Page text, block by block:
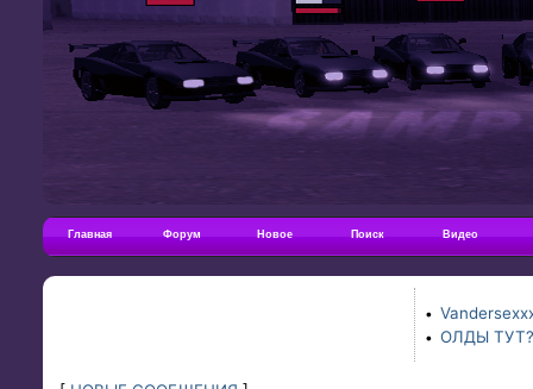
Главная Форум Новое Поиск Видео
•
• ОЛДЫ